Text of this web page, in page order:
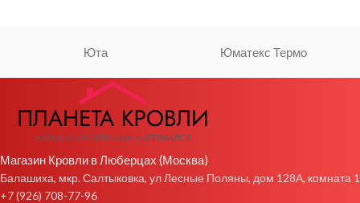
Юта Юматекс Термо
Магазин Кровли в Люберцах (Москва)
Балашиха, мкр. Салтыковка, ул Лесные Поляны, дом 128А, комната 1
+7 (926) 708-77-96